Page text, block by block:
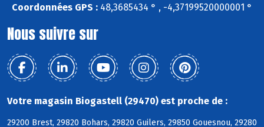
Coordonnées GPS : 48,3685434 ° , -4,37199520000001 °
Nous suivre sur
Votre magasin Biogastell (29470) est proche de :
29200 Brest, 29820 Bohars, 29820 Guilers, 29850 Gouesnou, 29280